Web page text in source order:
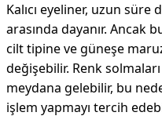
Kalıcı eyeliner, uzun süre
arasında dayanır. Ancak
cilt tipine ve güneşe
değişebilir. Renk
meydana gelebilir, bu
işlem yapmayı tercih